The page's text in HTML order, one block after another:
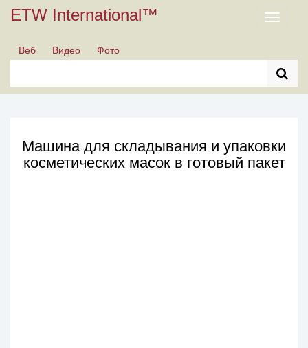
ETW International™
Toggle
Веб
Видео Фото
Машина для складывания и упаковки
косметических масок в готовый пакет